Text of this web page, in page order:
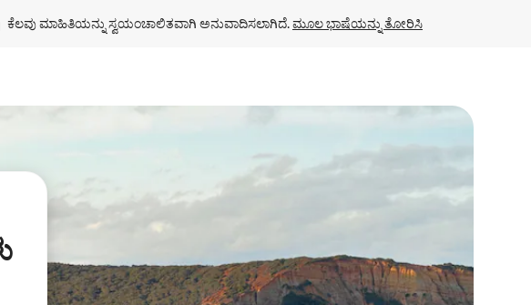
ಕೆಲವು ಮಾಹಿತಿಯನ್ನು ಸ್ವಯಂಚಾಲಿತವಾಗಿ ಅನುವಾದಿಸಲಾಗಿದೆ. ಮೂಲ ಭಾಷೆಯನ್ನು ತೋರಿಸಿ